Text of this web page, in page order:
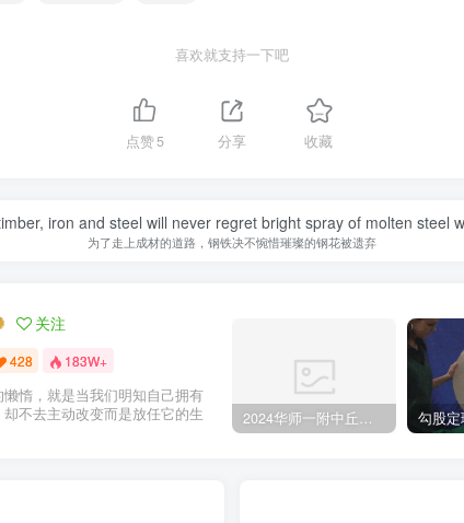
喜欢就支持一下吧
点赞5 分享 收藏
iron and steel will never regret bright spray of molten steel
为了走上成材的道路，钢铁决不惋惜璀璨的钢花被遗弃
关注
428 183W+
惰，就是当我们明知自己拥有
不去主动改变而是放任它的生
2024华师一附中丘班游园考试真题 勾股